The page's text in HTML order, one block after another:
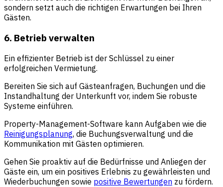
sondern setzt auch die richtigen Erwartungen bei Ihren
Gästen.
6. Betrieb verwalten
Ein effizienter Betrieb ist der Schlüssel zu einer
erfolgreichen Vermietung.
Bereiten Sie sich auf Gästeanfragen, Buchungen und die
Instandhaltung der Unterkunft vor, indem Sie robuste
Systeme einführen.
Property-Management-Software kann Aufgaben wie die
Reinigungsplanung, die Buchungsverwaltung und die
Kommunikation mit Gästen optimieren.
Gehen Sie proaktiv auf die Bedürfnisse und Anliegen der
Gäste ein, um ein positives Erlebnis zu gewährleisten und
Wiederbuchungen sowie positive Bewertungen zu fördern.